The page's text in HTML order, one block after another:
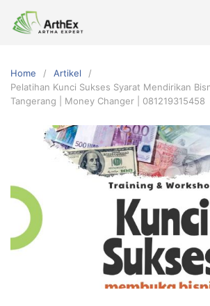
Home
Artikel
Pelatihan Kunci Sukses Syarat Mendirikan
Tangerang | Money Changer | 081219315458